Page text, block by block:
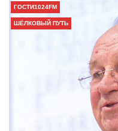
ГОСТИ1024FM
ШЁЛКОВЫЙ ПУТЬ